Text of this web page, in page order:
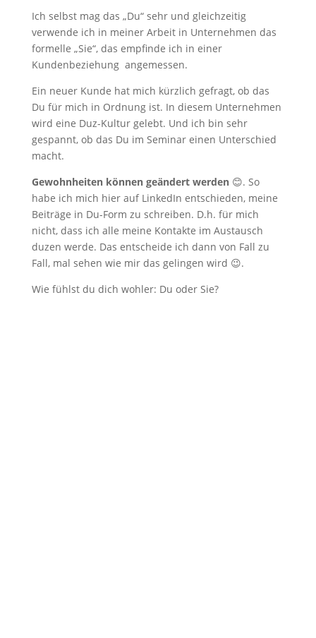
Ich selbst mag das „Du“ sehr und gleichzeitig
verwende ich in meiner Arbeit in Unternehmen das
formelle „Sie“, das empfinde ich in einer
Kundenbeziehung angemessen.
Ein neuer Kunde hat mich kürzlich gefragt, ob das
Du für mich in Ordnung ist. In diesem Unternehmen
wird eine Duz-Kultur gelebt. Und ich bin sehr
gespannt, ob das Du im Seminar einen Unterschied
macht.
Gewohnheiten können geändert werden😊. So
habe ich mich hier auf LinkedIn entschieden, meine
Beiträge in Du-Form zu schreiben. D.h. für mich
nicht, dass ich alle meine Kontakte im Austausch
duzen werde. Das entscheide ich dann von Fall zu
Fall, mal sehen wie mir das gelingen wird 😉.
Wie fühlst du dich wohler: Du oder Sie?